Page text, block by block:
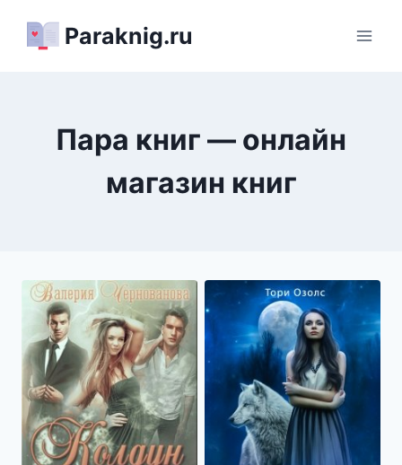
Paraknig.ru
Пара книг — онлайн
магазин книг